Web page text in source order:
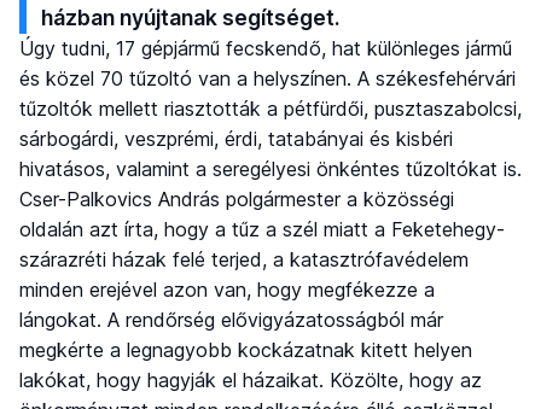
házban nyújtanak segítséget.
Úgy tudni, 17 gépjármű fecskendő, hat különleges jármű
és közel 70 tűzoltó van a helyszínen. A székesfehérvári
tűzoltók mellett riasztották a pétfürdői, pusztaszabolcsi,
sárbogárdi, veszprémi, érdi, tatabányai és kisbéri
hivatásos, valamint a seregélyesi önkéntes tűzoltókat is.
Cser-Palkovics András polgármester a közösségi
oldalán azt írta, hogy a tűz a szél miatt a Feketehegy-
szárazréti házak felé terjed, a katasztrófavédelem
minden erejével azon van, hogy megfékezze a
lángokat. A rendőrség elővigyázatosságból már
megkérte a legnagyobb kockázatnak kitett helyen
lakókat, hogy hagyják el házaikat. Közölte, hogy az